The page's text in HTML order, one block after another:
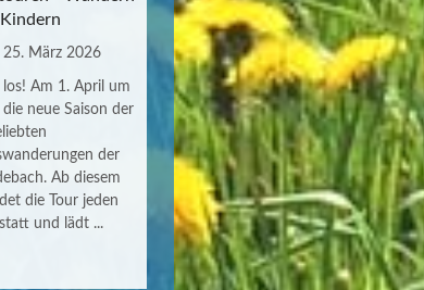
März 2026
los! Am 1. April um
neue Saison der
der
Ab diesem
die Tour jeden
und lädt ...